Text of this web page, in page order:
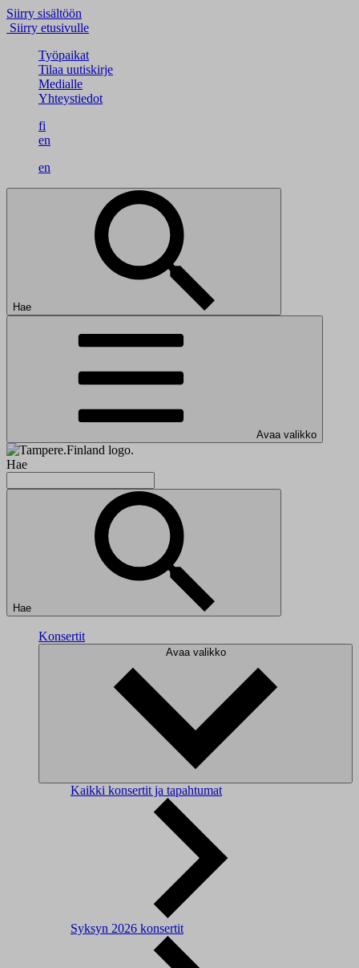
Siirry sisältöön
Siirry etusivulle
Työpaikat
Tilaa uutiskirje
Medialle
Yhteystiedot
fi
en
en
Hae
Avaa valikko
Hae
Hae
Konsertit
Avaa valikko
Kaikki konsertit ja tapahtumat
Syksyn 2026 konsertit